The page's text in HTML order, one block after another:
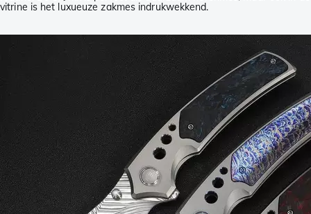
vitrine is het luxueuze zakmes indrukwekkend.